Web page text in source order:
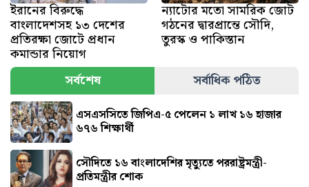
ইরানের বিরুদ্ধে
বাংলাদেশসহ ১৩ দেশের
প্রতিরক্ষা জোটে প্রধান
কমান্ডার নিয়োগ
ন্যাটোর মতো সামরিক জোট
গঠনের দ্বারপ্রান্তে সৌদি,
তুরস্ক ও পাকিস্তান
সর্বশেষ সর্বাধিক পঠিত
এসএসসিতে জিপিএ-৫ পেলেন ১ লাখ ১৬ হাজার
৬৭৬ শিক্ষার্থী
সৌদিতে ১৬ বাংলাদেশির মৃত্যুতে পররাষ্ট্রমন্ত্রী-
প্রতিমন্ত্রীর শোক